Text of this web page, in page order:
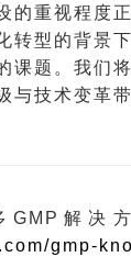
的重视程度
转型的背景
课题。我们
与技术变革
GMP 解决
gmp-